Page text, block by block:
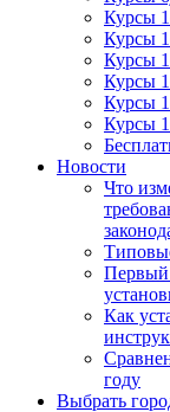
Курсы
Курсы
Курсы
Курсы
Курсы
Курсы
Новости
Что
Первый
Как
году
Выбрать